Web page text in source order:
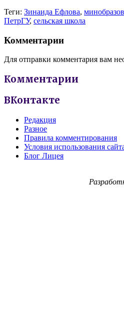
Теги: Зинаида Ефлова,
ПетрГУ, сельская школа
Комментарии
Для отправки комментария вам
Комментарии
ВКонтакте
Редакция
Разное
Правила комментирования
Условия использования
Блог Лицея